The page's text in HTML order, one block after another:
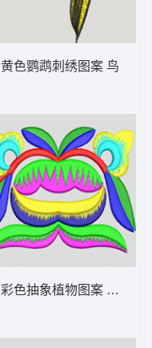
黄色鹦鹉刺绣图案 鸟
彩色抽象植物图案 简单花